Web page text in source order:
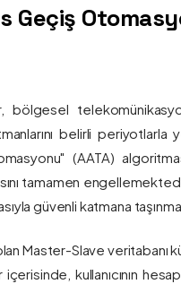
Geçiş
bölgesel
belirli
(AATA)
tamamen
güvenli katmana
Master-Slave veritabanı
kullanıcının